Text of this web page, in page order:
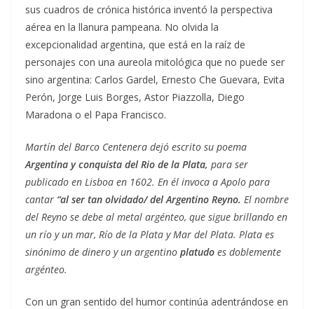
sus cuadros de crónica histórica inventó la perspectiva
aérea en la llanura pampeana. No olvida la
excepcionalidad argentina, que está en la raíz de
personajes con una aureola mitológica que no puede ser
sino argentina: Carlos Gardel, Ernesto Che Guevara, Evita
Perón, Jorge Luis Borges, Astor Piazzolla, Diego
Maradona o el Papa Francisco.
Martín del Barco Centenera dejó escrito su poema
Argentina y conquista del Rio de la Plata, para ser
publicado en Lisboa en 1602. En él invoca a Apolo para
cantar “al ser tan olvidado/ del Argentino Reyno. El nombre
del Reyno se debe al metal argénteo, que sigue brillando en
un río y un mar, Río de la Plata y Mar del Plata. Plata es
sinónimo de dinero y un argentino platudo es doblemente
argénteo.
Con un gran sentido del humor continúa adentrándose en